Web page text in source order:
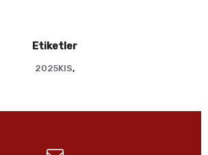
Etiketler
2025KIS,